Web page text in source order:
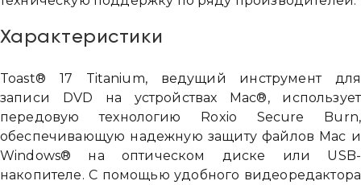
Характеристики
Toast® 17 Titanium, ведущий инструмент для
записи DVD на устройствах Mac®, использует
передовую технологию Roxio Secure Burn,
обеспечивающую надежную защиту файлов Mac и
Windows® на оптическом диске или USB-
накопителе. С помощью удобного видеоредактора